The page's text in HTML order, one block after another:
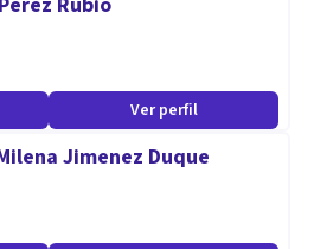
Ver perfil
Jimenez Duque